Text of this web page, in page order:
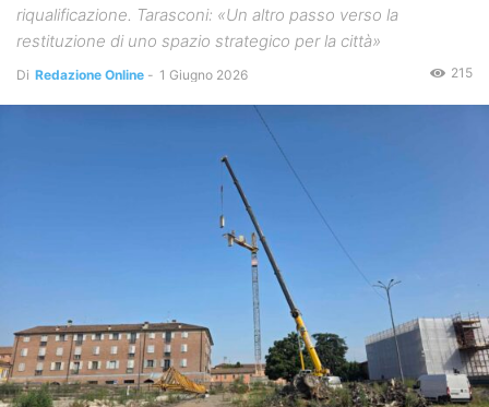
riqualificazione. Tarasconi: «Un altro passo verso la
restituzione di uno spazio strategico per la città»
Di Redazione Online - 1 Giugno 2026 215